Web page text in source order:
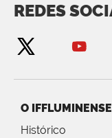
REDES
O IFFLUMINENSE
Histórico